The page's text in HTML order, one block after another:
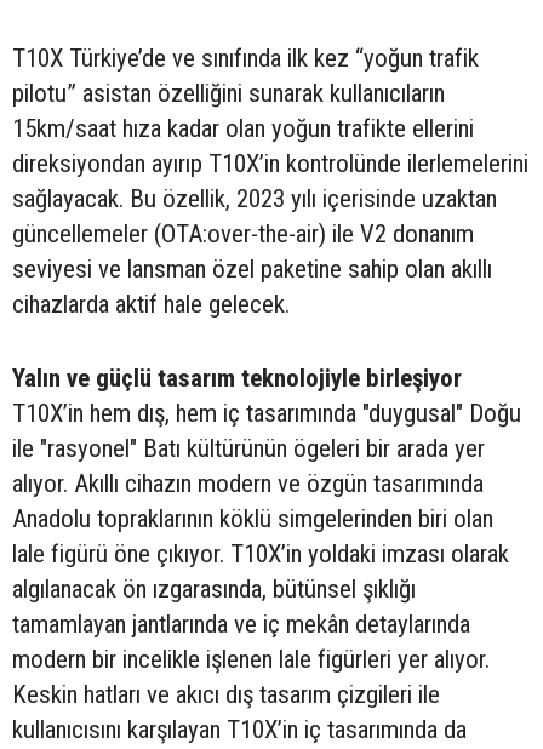
T10X Türkiye’de ve sınıfında ilk kez “yoğun trafik
pilotu” asistan özelliğini sunarak kullanıcıların
15km/saat hıza kadar olan yoğun trafikte ellerini
direksiyondan ayırıp T10X’in kontrolünde ilerlemelerini
sağlayacak. Bu özellik, 2023 yılı içerisinde uzaktan
güncellemeler (OTA:over-the-air) ile V2 donanım
seviyesi ve lansman özel paketine sahip olan akıllı
cihazlarda aktif hale gelecek.
Yalın ve güçlü tasarım teknolojiyle birleşiyor
T10X’in hem dış, hem iç tasarımında "duygusal" Doğu
ile "rasyonel" Batı kültürünün ögeleri bir arada yer
alıyor. Akıllı cihazın modern ve özgün tasarımında
Anadolu topraklarının köklü simgelerinden biri olan
lale figürü öne çıkıyor. T10X’in yoldaki imzası olarak
algılanacak ön ızgarasında, bütünsel şıklığı
tamamlayan jantlarında ve iç mekân detaylarında
modern bir incelikle işlenen lale figürleri yer alıyor.
Keskin hatları ve akıcı dış tasarım çizgileri ile
kullanıcısını karşılayan T10X’in iç tasarımında da